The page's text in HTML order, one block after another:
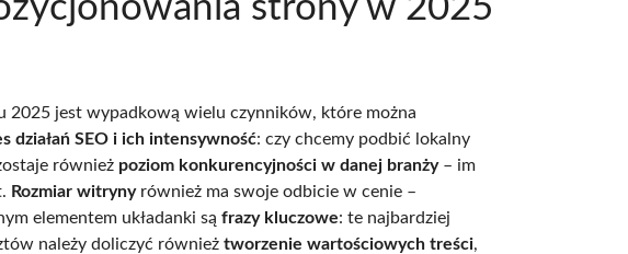
strony w 2025
jest wypadkową wielu czynników, które można
działań SEO i ich intensywność: czy chcemy podbić lokalny
również poziom konkurencyjności w danej branży– im
Rozmiar witrynyrównież ma swoje odbicie w cenie –
elementem układanki są frazy kluczowe: te najbardziej
należy doliczyć również tworzenie wartościowych treści,